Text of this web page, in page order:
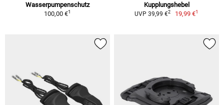
Wasserpumpenschutz
100,00 €1
Kupplungshebel
UVP 39,99 €2 19,99 €1